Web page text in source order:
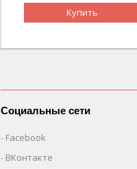
Купить
Социальные сети
Facebook
ВКонтакте